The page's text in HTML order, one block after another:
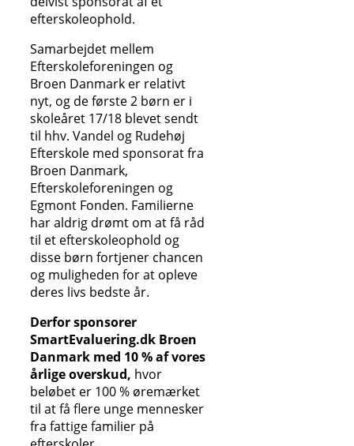
efterskoleophold.
Samarbejdet mellem
Efterskoleforeningen og
Broen Danmark er relativt
nyt, og de første 2 børn er i
skoleåret 17/18 blevet sendt
til hhv. Vandel og Rudehøj
Efterskole med sponsorat fra
Broen Danmark,
Efterskoleforeningen og
Egmont Fonden. Familierne
har aldrig drømt om at få råd
til et efterskoleophold og
disse børn fortjener chancen
og muligheden for at opleve
deres livs bedste år.
Derfor sponsorer
SmartEvaluering.dk Broen
Danmark med 10 % af vores
årlige overskud, hvor
beløbet er 100 % øremærket
til at få flere unge mennesker
fra fattige familier på